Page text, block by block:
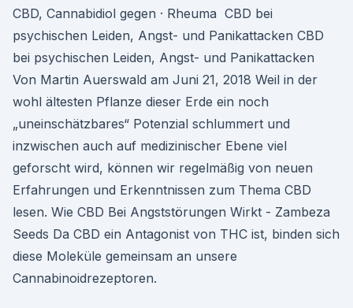
CBD, Cannabidiol gegen · Rheuma CBD bei
psychischen Leiden, Angst- und Panikattacken CBD
bei psychischen Leiden, Angst- und Panikattacken
Von Martin Auerswald am Juni 21, 2018 Weil in der
wohl ältesten Pflanze dieser Erde ein noch
„uneinschätzbares“ Potenzial schlummert und
inzwischen auch auf medizinischer Ebene viel
geforscht wird, können wir regelmäßig von neuen
Erfahrungen und Erkenntnissen zum Thema CBD
lesen. Wie CBD Bei Angststörungen Wirkt - Zambeza
Seeds Da CBD ein Antagonist von THC ist, binden sich
diese Moleküle gemeinsam an unsere
Cannabinoidrezeptoren.